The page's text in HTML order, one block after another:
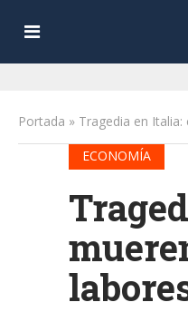
Portada » Tragedia en
ECONOMÍA